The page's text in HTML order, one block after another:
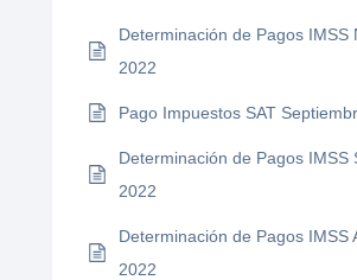
Determinación de Pagos IMSS
2022
Pago Impuestos SAT
Determinación de Pagos IMSS
2022
Determinación de Pagos IMSS
2022